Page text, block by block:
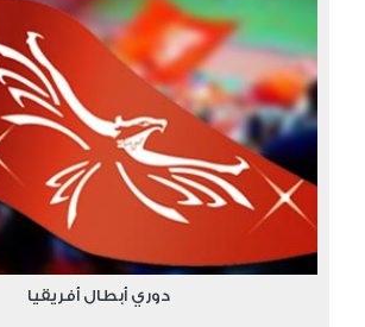
دوري أبطال أفريقيا